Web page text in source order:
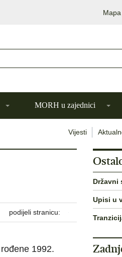
MORH u zajednici
Vijesti
podijeli stranicu:
1992.
Državni
Upisi u